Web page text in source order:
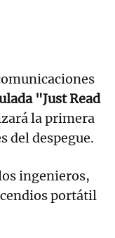
"Just Read
la primera
del despegue.
ingenieros,
portátil